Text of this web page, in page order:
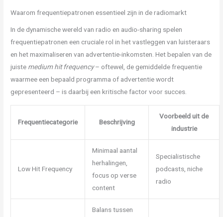
Waarom frequentiepatronen essentieel zijn in de radiomarkt
In de dynamische wereld van radio en audio-sharing spelen
frequentiepatronen een cruciale rol in het vastleggen van luisteraars
en het maximaliseren van advertentie-inkomsten. Het bepalen van de
juiste medium hit frequency– oftewel, de gemiddelde frequentie
waarmee een bepaald programma of advertentie wordt
gepresenteerd – is daarbij een kritische factor voor succes.
Frequentiecategorie Beschrijving
Voorbeeld uit de
industrie
Low Hit Frequency
Minimaal aantal
herhalingen,
focus op verse
content
Specialistische
podcasts, niche
radio
Balans tussen